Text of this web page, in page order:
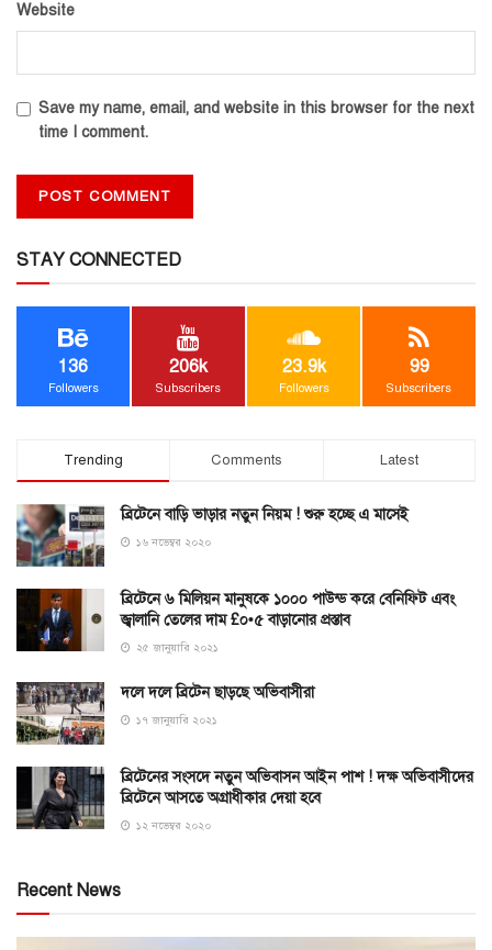
Website
Save my name, email, and website in this browser for the next
time I comment.
STAY CONNECTED
136
Followers
206k
Subscribers
23.9k
Followers
99
Subscribers
Trending Comments Latest
ব্রিটেনে বাড়ি ভাড়ার নতুন নিয়ম ! শুরু হচ্ছে এ মাসেই
১৬ নভেম্বর ২০২০
ব্রিটেনে ৬ মিলিয়ন মানুষকে ১০০০ পাউন্ড করে বেনিফিট এবং
জ্বালানি তেলের দাম £০•৫ বাড়ানোর প্রস্তাব
২৫ জানুয়ারি ২০২১
দলে দলে ব্রিটেন ছাড়ছে অভিবাসীরা
১৭ জানুয়ারি ২০২১
ব্রিটেনের সংসদে নতুন অভিবাসন আইন পাশ ! দক্ষ অভিবাসীদের
ব্রিটেনে আসতে অগ্রাধীকার দেয়া হবে
১২ নভেম্বর ২০২০
Recent News